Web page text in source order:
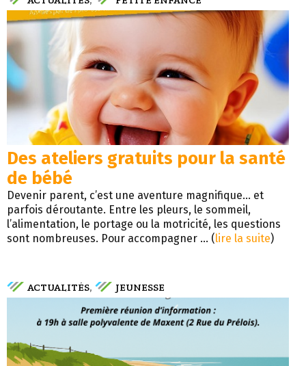
Des ateliers gratuits pour la santé
de bébé
Devenir parent, c’est une aventure magnifique… et
parfois déroutante. Entre les pleurs, le sommeil,
l’alimentation, le portage ou la motricité, les questions
sont nombreuses. Pour accompagner ... (lire la suite)
ACTUALITÉS, JEUNESSE